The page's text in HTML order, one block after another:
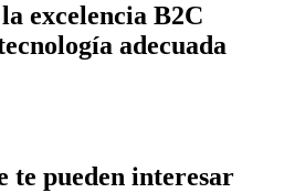
excelencia B2C
adecuada
te pueden interesar